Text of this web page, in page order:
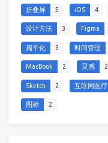
折叠屏 5 iOS 4
设计方法 3 Figma
扁平化 3 时间管理
MacBook 2 灵感 2
Sketch 2 互联网医疗
图标 2